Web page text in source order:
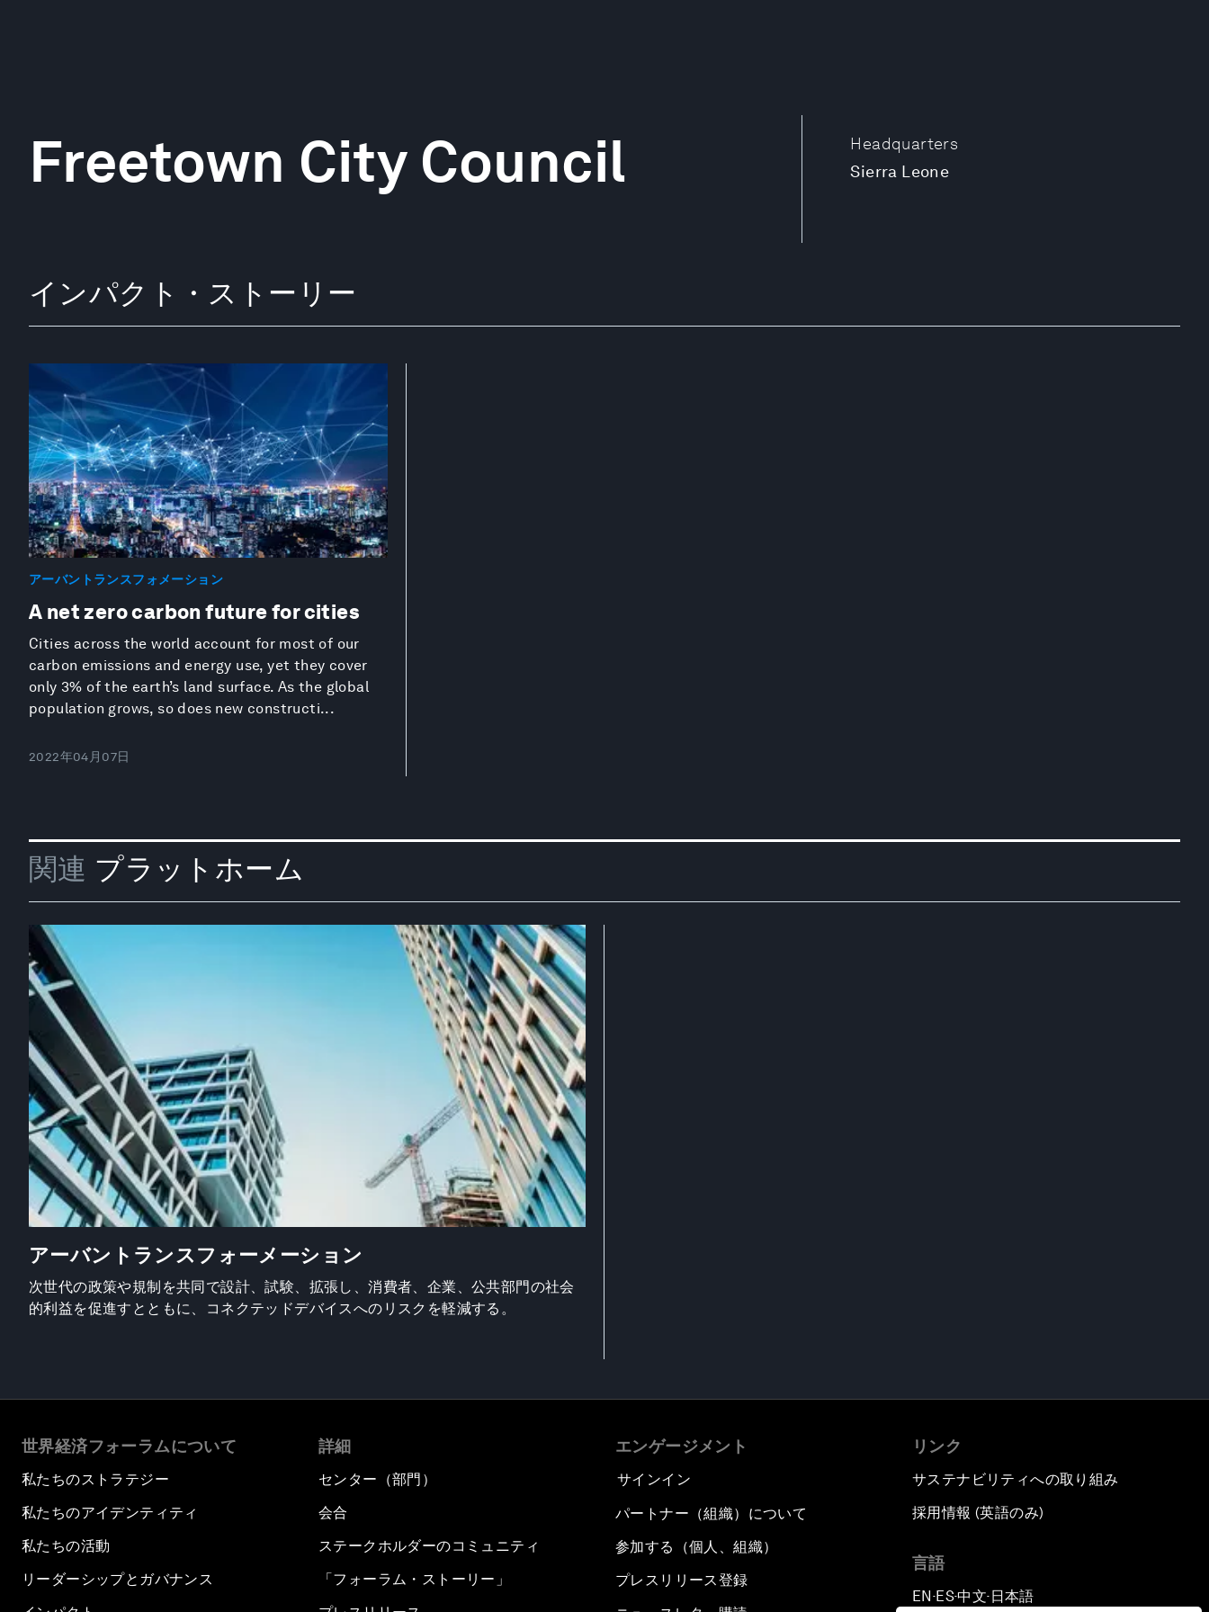
Headquarters
Sierra Leone
Freetown City Council
インパクト・ストーリー
アーバントランスフォメーション
A net zero carbon future for cities
Cities across the world account for most of our
carbon emissions and energy use, yet they cover
only 3% of the earth’s land surface. As the global
population grows, so does new constructi...
2022年04月07日
関連 プラットホーム
アーバントランスフォーメーション
次世代の政策や規制を共同で設計、試験、拡張し、消費者、企業、公共部門の社会
的利益を促進すとともに、コネクテッドデバイスへのリスクを軽減する。
世界経済フォーラムについて
私たちのストラテジー
私たちのアイデンティティ
私たちの活動
リーダーシップとガバナンス
詳細
センター（部門）
会合
ステークホルダーのコミュニティ
「フォーラム・ストーリー」
エンゲージメント
サインイン
パートナー（組織）について
参加する（個人、組織）
プレスリリース登録
リンク
サステナビリティへの取り組み
採用情報 (英語のみ)
言語
EN ▪ES▪中文▪ 日本語